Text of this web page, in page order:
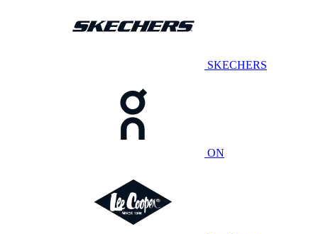
SKECHERS
ON